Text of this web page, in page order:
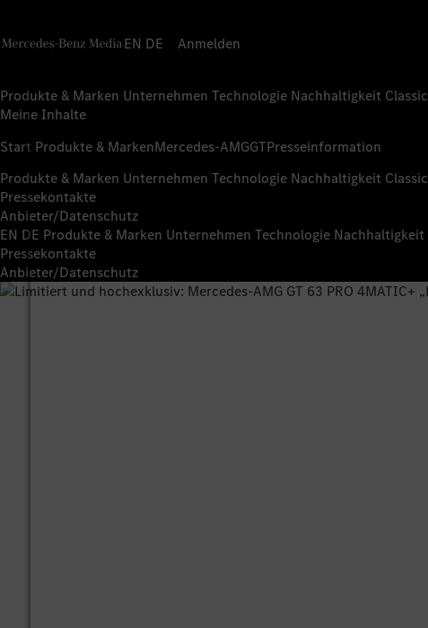
EN DE Anmelden
Produkte & Marken Unternehmen Technologie Nachhaltigkeit Classic
Meine Inhalte
Start Produkte & MarkenMercedes-AMGGTPresseinformation
Produkte & Marken Unternehmen Technologie Nachhaltigkeit Classic
Pressekontakte
Anbieter/Datenschutz
EN DE Produkte & Marken Unternehmen Technologie Nachhaltigkeit
Pressekontakte
Anbieter/Datenschutz